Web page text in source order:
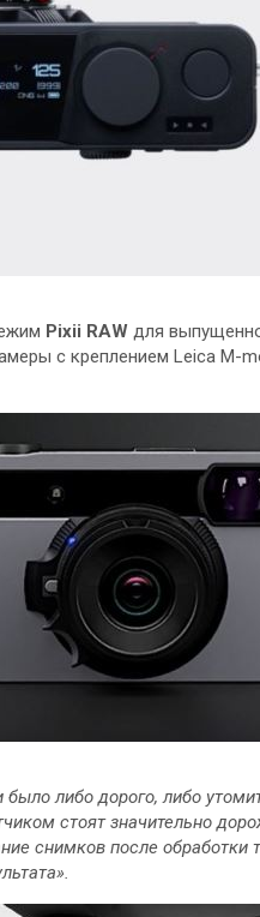
Pixii RAW для
с креплением Leica M-
либо дорого, либо
стоят значительно
снимков после обработки